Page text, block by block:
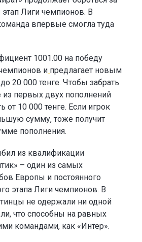
Лиги чемпионов. В
впервые смогла туда
1001.00 на победу
и предлагает новым
20 000 тенге. Чтобы забрать
из первых двух пополнений
от 10 000 тенге. Если игрок
сумму, тоже получит
пополнения.
из квалификации
– один из самых
Европы и постоянного
этапа Лиги чемпионов. В
не одержали ни одной
что способны на равных
командами, как «Интер».